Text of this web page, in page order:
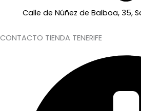
Calle de Núñez de Balboa, 35,
CONTACTO TIENDA TENERIFE